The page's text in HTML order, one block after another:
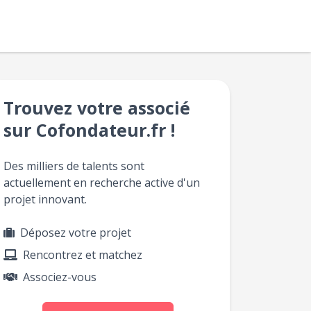
Trouvez votre associé
sur Cofondateur.fr !
Des milliers de talents sont
actuellement en recherche active d'un
projet innovant.
Déposez votre projet
Rencontrez et matchez
Associez-vous